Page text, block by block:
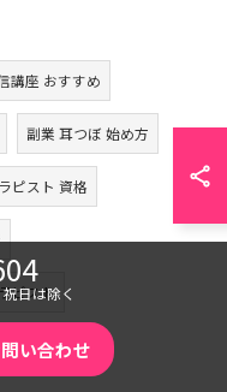
講座 おすすめ
副業 耳つぼ 始め方
ピスト 資格
ピスト
すめ
日は除く
い合わせ